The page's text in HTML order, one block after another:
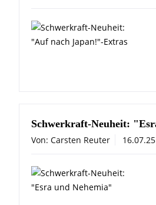
Schwerkraft-Neuheit:
Von: Carsten Reuter